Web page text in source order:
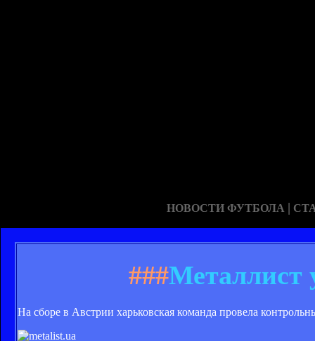
НОВОСТИ ФУТБОЛА |
###Металлист
На сборе в Австрии харьковская команда провела